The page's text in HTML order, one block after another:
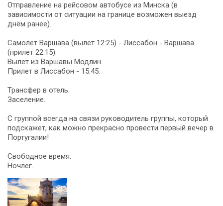
Отправление на рейсовом автобусе из Минска (в
зависимости от ситуации на границе возможен выезд
днём ранее).
Самолет Варшава (вылет 12:25) - Лиссабон - Варшава
(прилет 22:15).
Вылет из Варшавы Модлин.
Прилет в Лиссабон - 15:45.
Трансфер в отель.
Заселение.
С группой всегда на связи руководитель группы, который
подскажет, как можно прекрасно провести первый вечер в
Португалии!
Свободное время.
Ночлег.